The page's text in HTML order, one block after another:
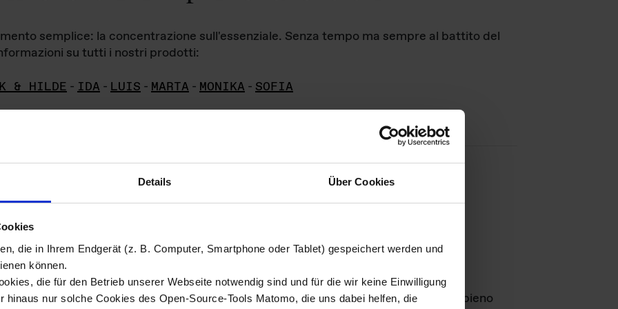
Details Über Cookies
die in Ihrem Endgerät (z. B. Computer, Smartphone oder Tablet) gespeichert werden und
können.
die für den Betrieb unserer Webseite notwendig sind und für die wir keine Einwilligung
hinaus nur solche Cookies des Open-Source-Tools Matomo, die uns dabei helfen, die
semplice: la concentrazione sull'essenziale. Senza tempo ma sempre al battito del
su tutti i nostri prodotti:
& HILDE - IDA - LUIS - MARTA - MONIKA - SOFIA
di immagini
materiale fotografico sono detenuti daDas ganze LebenGmbH e rimangono in pieno